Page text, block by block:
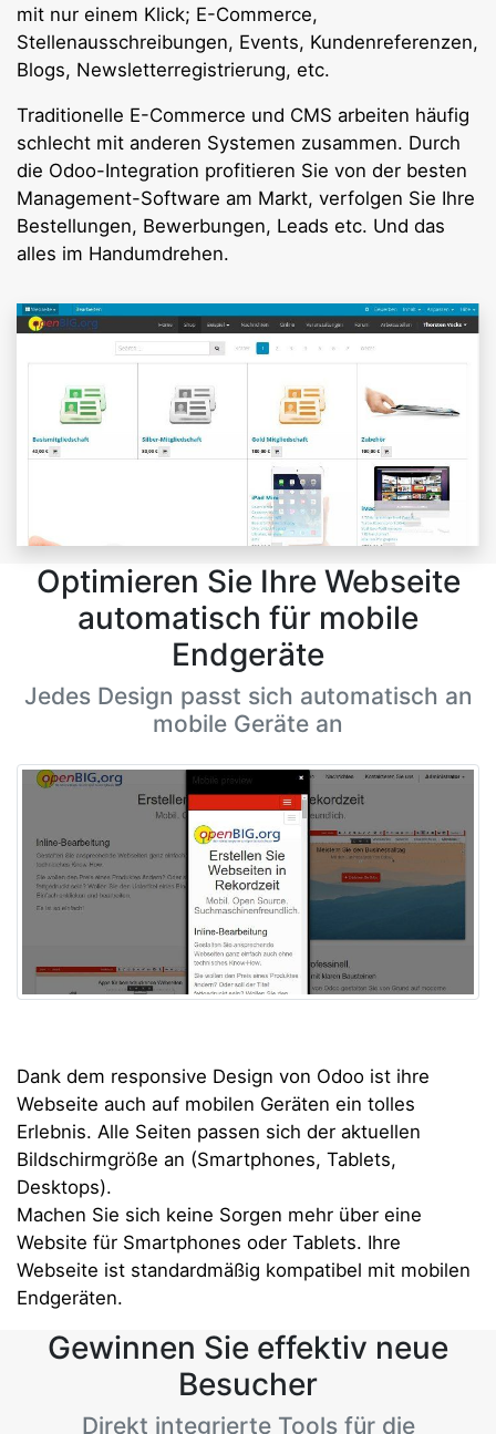
mit nur einem Klick; E-Commerce,
Stellenausschreibungen, Events, Kundenreferenzen,
Blogs, Newsletterregistrierung, etc.
Traditionelle E-Commerce und CMS arbeiten häufig
schlecht mit anderen Systemen zusammen. Durch
die Odoo-Integration profitieren Sie von der besten
Management-Software am Markt, verfolgen Sie Ihre
Bestellungen, Bewerbungen, Leads etc. Und das
alles im Handumdrehen.
Optimieren Sie Ihre Webseite
automatisch für mobile
Endgeräte
Jedes Design passt sich automatisch an
mobile Geräte an
Dank dem responsive Design von Odoo ist ihre
Webseite auch auf mobilen Geräten ein tolles
Erlebnis. Alle Seiten passen sich der aktuellen
Bildschirmgröße an (Smartphones, Tablets,
Desktops).
Machen Sie sich keine Sorgen mehr über eine
Website für Smartphones oder Tablets. Ihre
Webseite ist standardmäßig kompatibel mit mobilen
Endgeräten.
Gewinnen Sie effektiv neue
Besucher
Direkt integrierte Tools für die